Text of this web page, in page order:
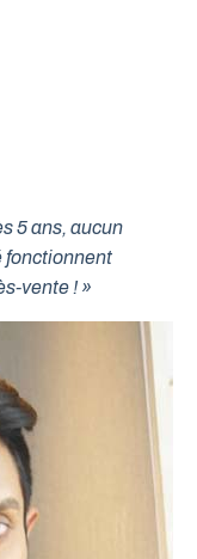
5 ans, aucun
fonctionnent
vente ! »